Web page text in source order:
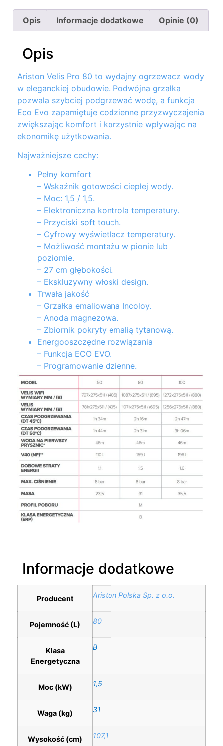
Opis Informacje dodatkowe Opinie (0)
Opis
Ariston Velis Pro 80 to wydajny ogrzewacz wody
w eleganckiej obudowie. Podwójna grzałka
pozwala szybciej podgrzewać wodę, a funkcja
Eco Evo zapamiętuje codzienne przyzwyczajenia
zwiększając komfort i korzystnie wpływając na
ekonomikę użytkowania.
Najważniejsze cechy:
Pełny komfort
– Wskaźnik gotowości ciepłej wody.
– Moc: 1,5 / 1,5.
– Elektroniczna kontrola temperatury.
– Przyciski soft touch.
– Cyfrowy wyświetlacz temperatury.
– Możliwość montażu w pionie lub
poziomie.
– 27 cm głębokości.
– Ekskluzywny włoski design.
Trwała jakość
– Grzałka emaliowana Incoloy.
– Anoda magnezowa.
– Zbiornik pokryty emalią tytanową.
Energooszczędne rozwiązania
– Funkcja ECO EVO.
– Programowanie dzienne.
Informacje dodatkowe
Producent Ariston Polska Sp. z o.o.
Pojemność (L) 80
Klasa
Energetyczna
B
Moc (kW) 1,5
Waga (kg) 31
Wysokość (cm) 107,1